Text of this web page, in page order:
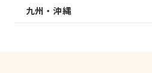
九州・沖縄